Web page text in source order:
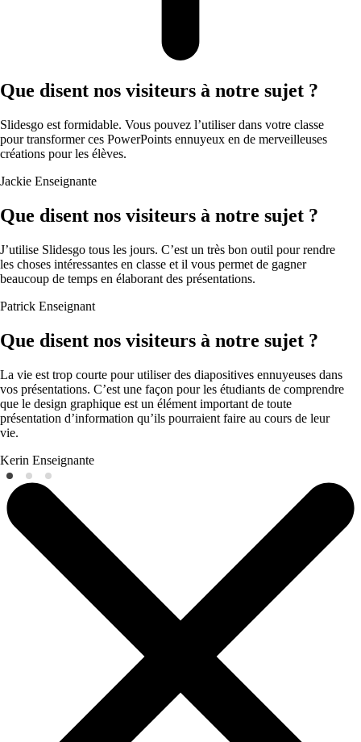
Que disent nos visiteurs à notre sujet ?
Slidesgo est formidable. Vous pouvez l’utiliser dans votre classe
pour transformer ces PowerPoints ennuyeux en de merveilleuses
créations pour les élèves.
Jackie Enseignante
Que disent nos visiteurs à notre sujet ?
J’utilise Slidesgo tous les jours. C’est un très bon outil pour rendre
les choses intéressantes en classe et il vous permet de gagner
beaucoup de temps en élaborant des présentations.
Patrick Enseignant
Que disent nos visiteurs à notre sujet ?
La vie est trop courte pour utiliser des diapositives ennuyeuses dans
vos présentations. C’est une façon pour les étudiants de comprendre
que le design graphique est un élément important de toute
présentation d’information qu’ils pourraient faire au cours de leur
vie.
Kerin Enseignante